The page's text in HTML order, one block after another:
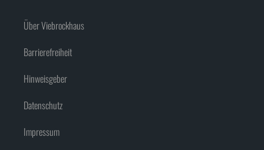
Über Viebrockhaus
Barrierefreiheit
Hinweisgeber
Datenschutz
Impressum